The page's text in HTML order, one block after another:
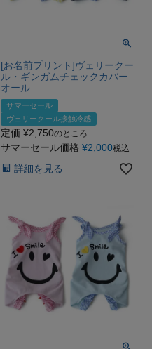
[お名前プリント]ヴェリークー
ル・ギンガムチェックカバー
オール
サマーセール
ヴェリークール接触冷感
定価 ¥2,750のところ
サマーセール価格 ¥2,000税込
詳細を見る